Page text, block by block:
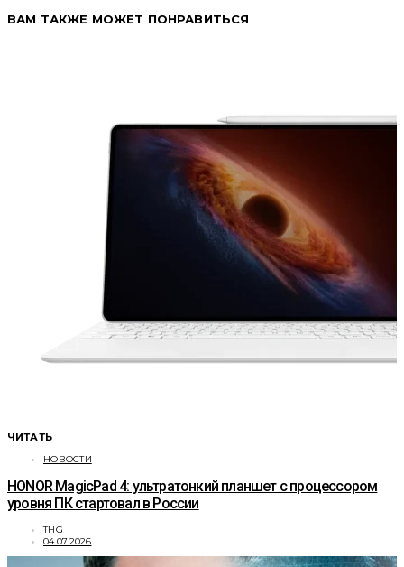
ВАМ ТАКЖЕ МОЖЕТ ПОНРАВИТЬСЯ
ЧИТАТЬ
НОВОСТИ
HONOR MagicPad 4: ультратонкий планшет с процессором
уровня ПК стартовал в России
THG
04.07.2026